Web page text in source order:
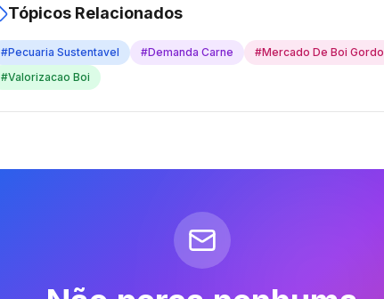
Tópicos Relacionados
#Pecuaria Sustentavel #Demanda Carne #Mercado De Boi Gordo
#Valorizacao Boi